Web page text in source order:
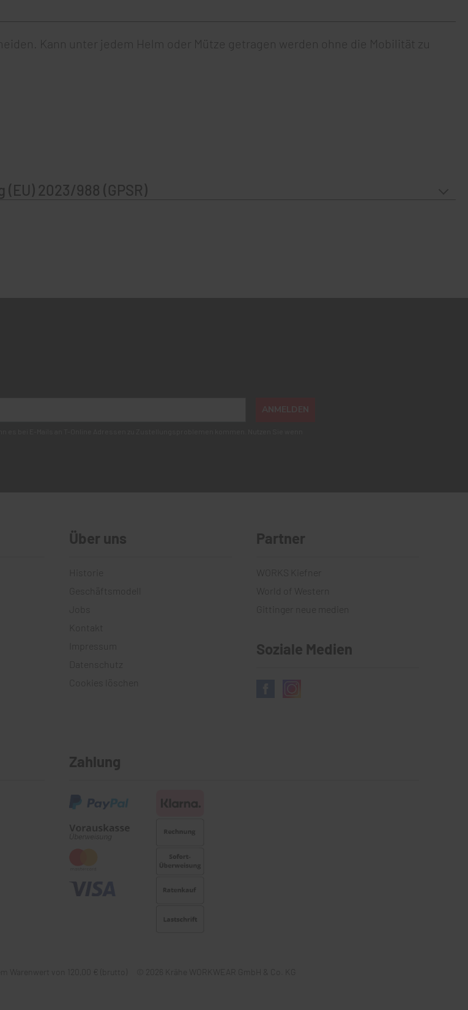
Kann unter jedem Helm oder Mütze getragen werden ohne die Mobilität zu
2023/988 (GPSR)
Über uns
Geschäftsmodell
Kontakt
Impressum
Datenschutz
Cookies löschen
Partner
World of Western
Gittinger neue medien
Soziale Medien
Zahlung
Warenwert von 120,00 € (brutto) © 2026 Krähe WORKWEAR GmbH & Co. KG